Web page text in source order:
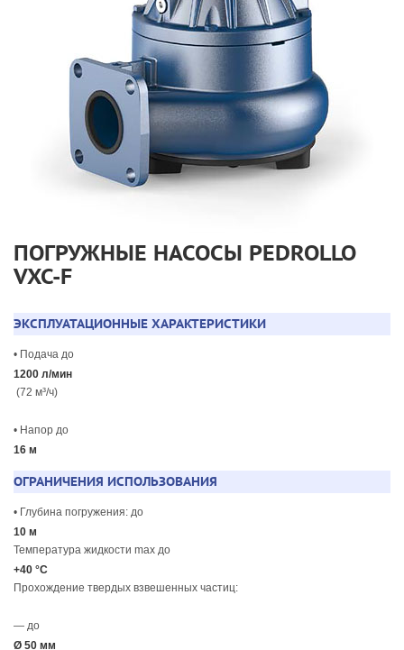
ПОГРУЖНЫЕ НАСОСЫ PEDROLLO
VXC-F
ЭКСПЛУАТАЦИОННЫЕ ХАРАКТЕРИСТИКИ
• Подача до
1200 л/мин
(72 м³/ч)
• Напор до
16 м
ОГРАНИЧЕНИЯ ИСПОЛЬЗОВАНИЯ
• Глубина погружения: до
10 м
Температура жидкости max до
+40 °C
Прохождение твердых взвешенных частиц:
— до
Ø 50 мм